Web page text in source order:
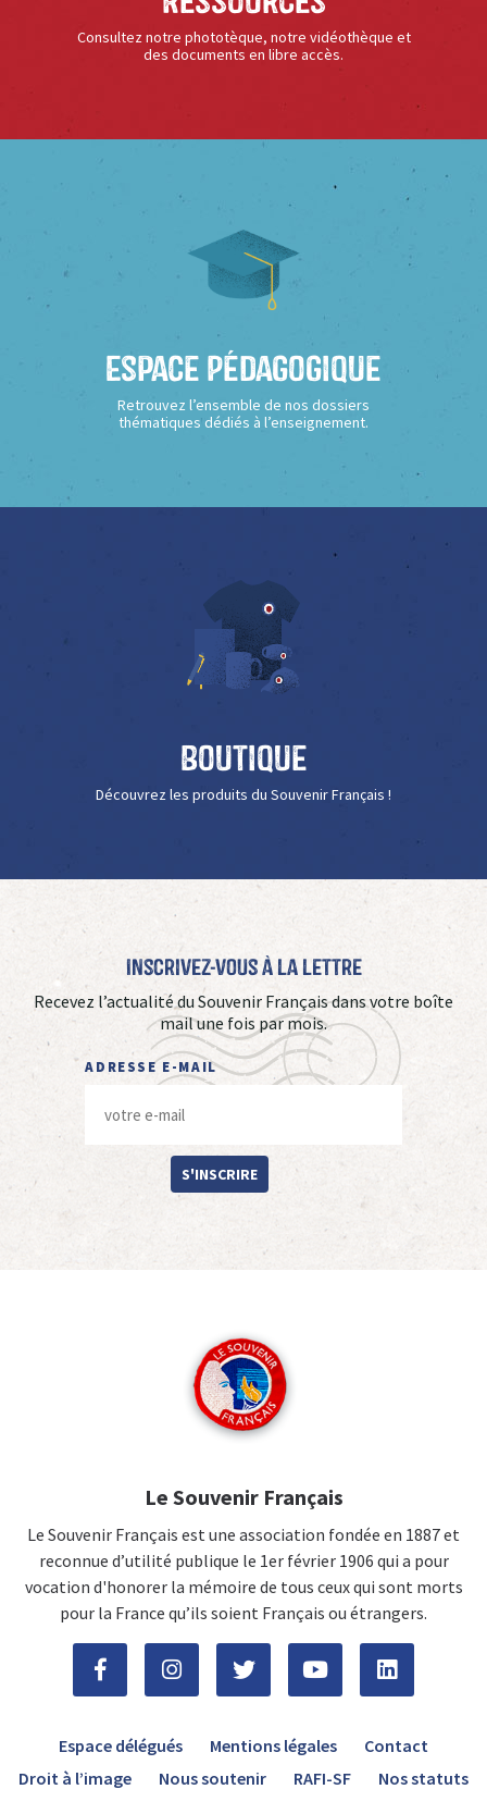
Consultez notre phototèque, notre vidéothèque et
des documents en libre accès.
Espace Pédagogique
Retrouvez l’ensemble de nos dossiers
thématiques dédiés à l’enseignement.
Boutique
Découvrez les produits du Souvenir Français !
Inscrivez-vous à La Lettre
Recevez l’actualité du Souvenir Français dans votre boîte
mail une fois par mois.
ADRESSE E-MAIL
S'INSCRIRE
Le Souvenir Français
Le Souvenir Français est une association fondée en 1887 et
reconnue d’utilité publique le 1er février 1906 qui a pour
vocation d'honorer la mémoire de tous ceux qui sont morts
pour la France qu’ils soient Français ou étrangers.
Espace délégués Mentions légales
Contact
Droit à l’image
Nous soutenir RAFI-SF Nos statuts